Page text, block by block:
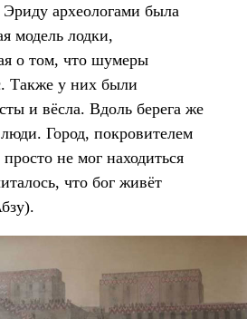
археологами была
модель лодки,
о том, что шумеры
Также у них были
и вёсла. Вдоль берега же
Город, покровителем
не мог находиться
что бог живёт